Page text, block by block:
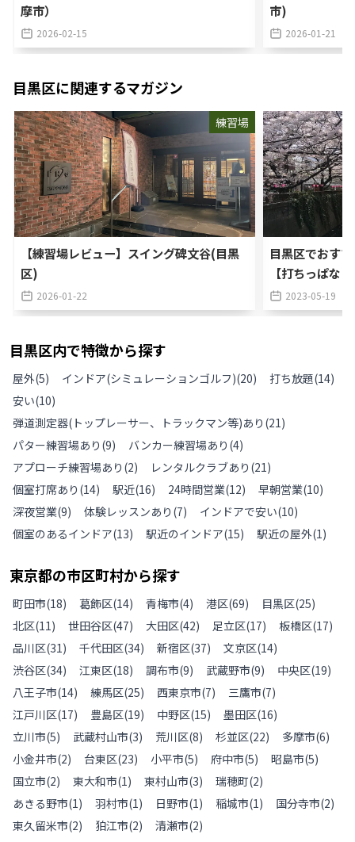
摩市）
2026-02-15
市)
2026-01-21
目黒区に関連するマガジン
練習場
【練習場レビュー】スイング碑文谷(目黒
区)
2026-01-22
目黒区でおす
【打ちっぱな
2023-05-19
目黒区内で特徴から探す
屋外(5) インドア(シミュレーションゴルフ)(20) 打ち放題(14)
安い(10)
弾道測定器(トップレーサー、トラックマン等)あり (21)
パター練習場あり (9) バンカー練習場あり (4)
アプローチ練習場あり (2) レンタルクラブあり (21)
個室打席あり (14) 駅近(16) 24時間営業(12) 早朝営業(10)
深夜営業(9) 体験レッスンあり (7) インドアで安い(10)
個室のあるインドア(13) 駅近のインドア(15) 駅近の屋外(1)
東京都の市区町村から探す
町田市(18) 葛飾区(14) 青梅市(4) 港区(69) 目黒区(25)
北区(11) 世田谷区(47) 大田区(42) 足立区(17) 板橋区(17)
品川区(31) 千代田区(34) 新宿区(37) 文京区(14)
渋谷区(34) 江東区(18) 調布市(9) 武蔵野市(9) 中央区(19)
八王子市(14) 練馬区(25) 西東京市(7) 三鷹市(7)
江戸川区(17) 豊島区(19) 中野区(15) 墨田区(16)
立川市(5) 武蔵村山市(3) 荒川区(8) 杉並区(22) 多摩市(6)
小金井市(2) 台東区(23) 小平市(5) 府中市(5) 昭島市(5)
国立市(2) 東大和市(1) 東村山市(3) 瑞穂町(2)
あきる野市(1) 羽村市(1) 日野市(1) 稲城市(1) 国分寺市(2)
東久留米市(2) 狛江市(2) 清瀬市(2)